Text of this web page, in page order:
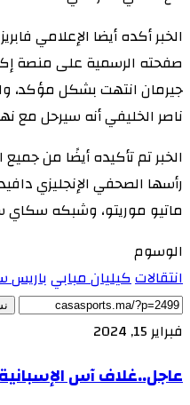
الخبر أكده أيضا الإعلامي
صفحته الرسمية على منصة
جيرمان انتهت بشكل مؤكد،
ناصر الخليفي أنه سيرحل مع
الخبر تم تأكيده أيضًا من
رأسها الصحفي الإنجليزي
ماتيو موريتو، وشبكه سكاي
الوسوم
انتقالاتكيليان مبابيباريس
فبراير 15, 2024
عاجل..غلاف آس الإسبانية